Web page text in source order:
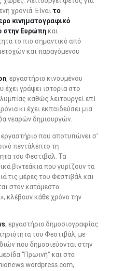
χρονιά. Είναι το
κινηματογραφικό
στην Ευρώπη και
το πιο σημαντικό από
και παραγόμενου
, εργαστήριο κινουμένου
έχει γράψει ιστορία στο
καθώς λειτουργεί επί
κι έχει εκπαιδεύσει μια
νεαρών δημιουργών.
εργαστήριο που αποτυπώνει σ’
πεντάλεπτο τη
του Φεστιβάλ. Τα
βιντεάκια που γυρίζουν τα
τις μέρες του Φεστιβάλ και
στον κατάμεστο
κλέβουν κάθε χρόνο την
, εργαστήριο δημοσιογραφίας
του Φεστιβάλ, με
που δημοσιεύονται στην
“Πρωινή” και στο